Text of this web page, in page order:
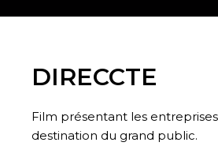
DIRECCTE
Film présentant les
destination du grand public.